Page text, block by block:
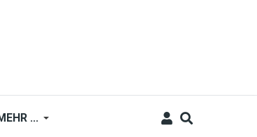
...